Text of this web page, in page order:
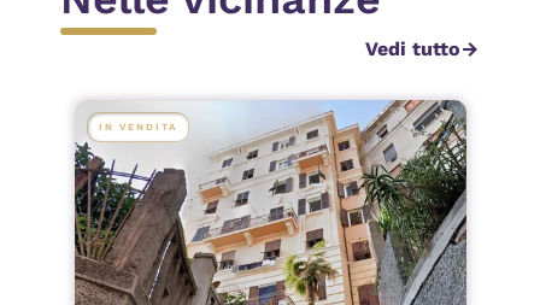
Vedi tuttoarrow_forward
IN VENDITA